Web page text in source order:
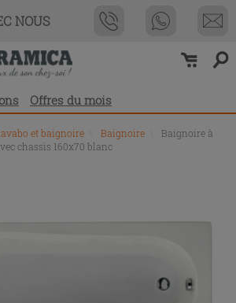
NOUS
Offres du mois
et baignoire Baignoire
Baignoire à
chassis 160x70 blanc